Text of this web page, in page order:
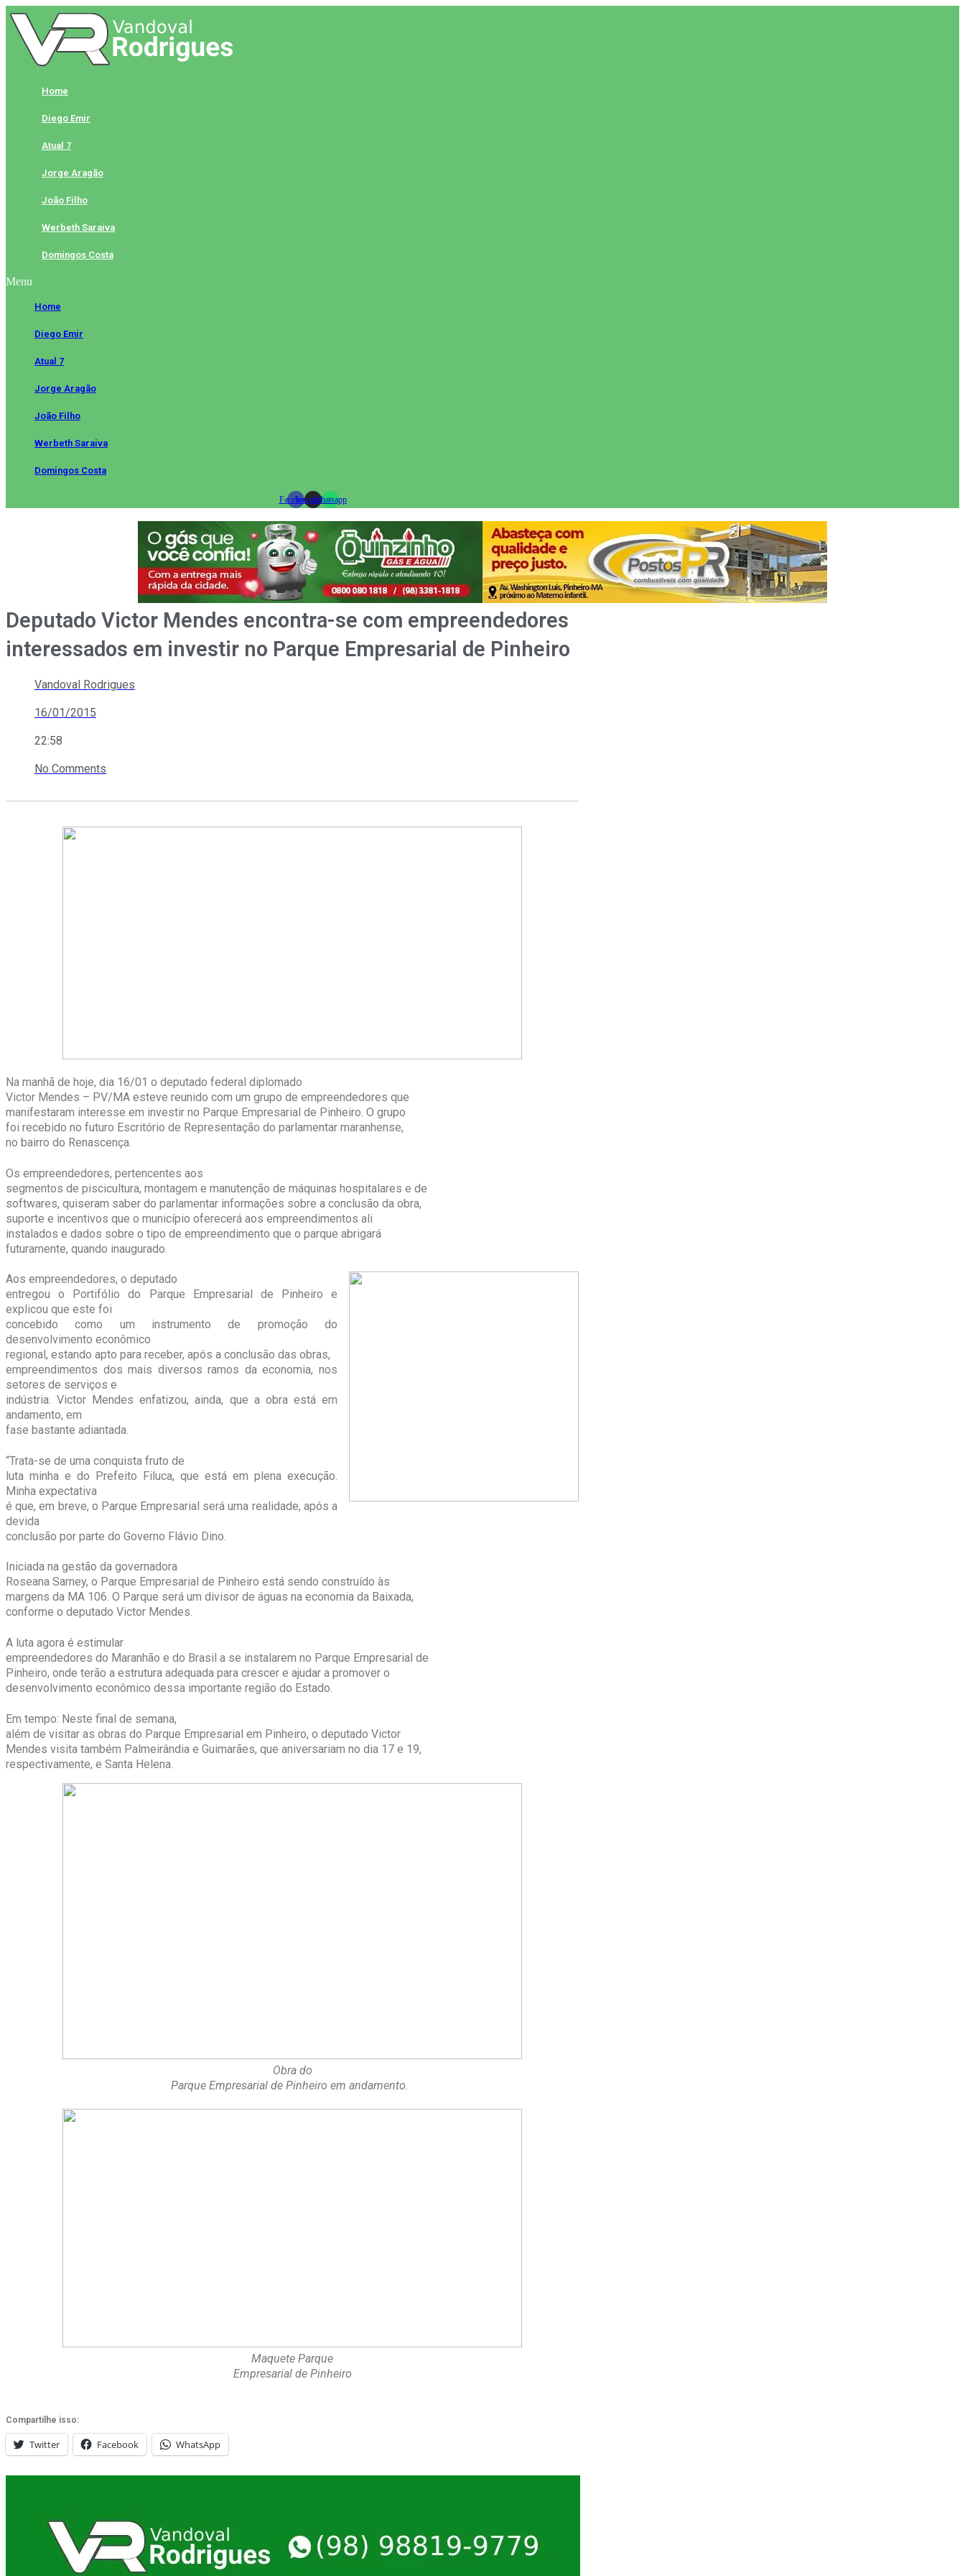
Skip
to
content
Home
Diego Emir
Atual 7
Jorge Aragão
João Filho
Werbeth Saraiva
Domingos Costa
Menu
Home
Diego Emir
Atual 7
Jorge Aragão
João Filho
Werbeth Saraiva
Domingos Costa
FacebookInstagramWhatsapp
Deputado Victor Mendes encontra-se com empreendedores
interessados em investir no Parque Empresarial de Pinheiro
Vandoval Rodrigues
16/01/2015
22:58
No Comments
Na manhã de hoje, dia 16/01 o deputado federal diplomado
Victor Mendes – PV/MA esteve reunido com um grupo de empreendedores que
manifestaram interesse em investir no Parque Empresarial de Pinheiro. O grupo
foi recebido no futuro Escritório de Representação do parlamentar maranhense,
no bairro do Renascença.
Os empreendedores, pertencentes aos
segmentos de piscicultura, montagem e manutenção de máquinas hospitalares e de
softwares, quiseram saber do parlamentar informações sobre a conclusão da obra,
suporte e incentivos que o município oferecerá aos empreendimentos ali
instalados e dados sobre o tipo de empreendimento que o parque abrigará
futuramente, quando inaugurado.
Aos empreendedores, o deputado
entregou o Portifólio do Parque Empresarial de Pinheiro e
explicou que este foi
concebido como um instrumento de promoção do
desenvolvimento econômico
regional, estando apto para receber, após a conclusão das obras,
empreendimentos dos mais diversos ramos da economia, nos
setores de serviços e
indústria. Victor Mendes enfatizou, ainda, que a obra está em
andamento, em
fase bastante adiantada.
“Trata-se de uma conquista fruto de
luta minha e do Prefeito Filuca, que está em plena execução.
Minha expectativa
é que, em breve, o Parque Empresarial será uma realidade, após a
devida
conclusão por parte do Governo Flávio Dino.
Iniciada na gestão da governadora
Roseana Sarney, o Parque Empresarial de Pinheiro está sendo construído às
margens da MA 106. O Parque será um divisor de águas na economia da Baixada,
conforme o deputado Victor Mendes.
A luta agora é estimular
empreendedores do Maranhão e do Brasil a se instalarem no Parque Empresarial de
Pinheiro, onde terão a estrutura adequada para crescer e ajudar a promover o
desenvolvimento econômico dessa importante região do Estado.
Em tempo: Neste final de semana,
além de visitar as obras do Parque Empresarial em Pinheiro, o deputado Victor
Mendes visita também Palmeirândia e Guimarães, que aniversariam no dia 17 e 19,
respectivamente, e Santa Helena.
Obra do
Parque Empresarial de Pinheiro em andamento.
Maquete Parque
Empresarial de Pinheiro
Compartilhe isso:
Twitter Facebook WhatsApp